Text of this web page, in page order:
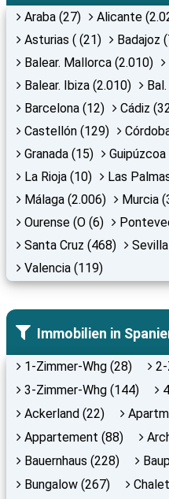
Araba (27) Alicante
Asturias ( (21)
Badajoz
Balear. Mallorca (2.010)
Balear. Ibiza (2.010)
Barcelona (12)
Cádiz
Castellón (129)
Granada (15)
Guipúzcoa
La Rioja (10)
Las
Málaga (2.006)
Murcia
Ourense (O (6)
Santa Cruz (468)
Valencia (119)
Immobilien in
1-Zimmer-Whg (28)
3-Zimmer-Whg (144)
Ackerland (22)
Appartement (88)
Bauernhaus (228)
Bungalow (267)